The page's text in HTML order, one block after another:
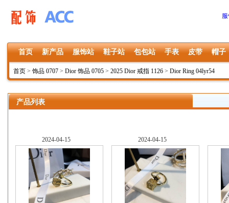
首页 新产品 服饰站 鞋子站 包包站 手表 皮带 帽子
首页 > 饰品 0707 > Dior 饰品 0705 > 2025 Dior 戒指 1126 > Dior Ring 04lyr54
产品列表
2024-04-15 2024-04-15